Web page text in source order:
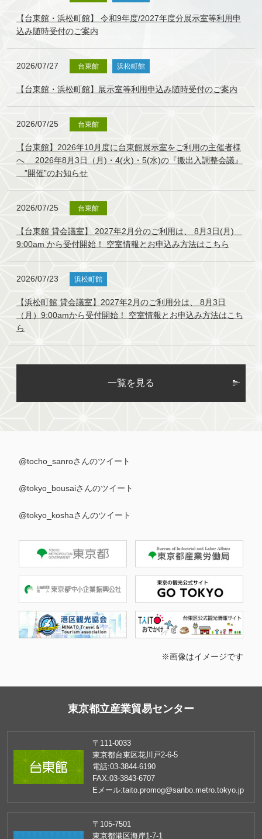
【台東館・浜松町館】 令和9年度/2027年度分展示室等利用申
込み随時受付のご案内
2026/07/27 台東館 浜松町館
【台東館・浜松町館】展示室等利用申込み随時受付のご案内
2026/07/25 台東館
【台東館】2026年10月度に台東館展示室をご利用の主催者様
へ 2026年8月3日（月)・4(火)・5(水)の『搬出入調整会議』
”開催”のお知らせ
2026/07/25 台東館
【台東館 貸会議室】 2027年2月分のご利用は、 8月3日(月)
9:00am から受付開始！ 空室情報とお申込み方法はこちら
2026/07/23 浜松町館
【浜松町館 貸会議室】2027年2月のご利用分は、 8月3日
（月）9:00amから受付開始！ 空室情報とお申込み方法はこち
ら
一覧を見る
@tocho_sanroさんのツイート
@tokyo_bousaiさんのツイート
@tokyo_koshaさんのツイート
※画像はイメージです
東京都立産業貿易センター
〒111-0033
東京都台東区花川戸2-6-5
電話:03-3844-6190
FAX:03-3843-6707
Eメール:taito.promog@sanbo.metro.tokyo.jp
〒105-7501
東京都港区海岸1-7-1